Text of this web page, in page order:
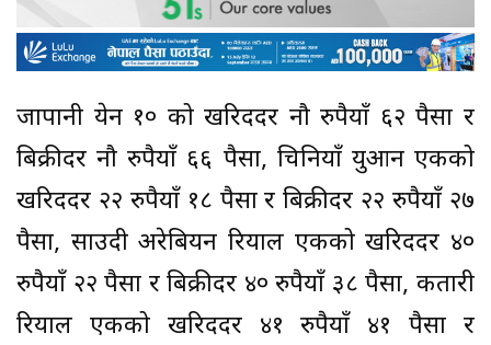
जापानी येन १० को खरिददर नौ रुपैयाँ ६२ पैसा र
बिक्रीदर नौ रुपैयाँ ६६ पैसा, चिनियाँ युआन एकको
खरिददर २२ रुपैयाँ १८ पैसा र बिक्रीदर २२ रुपैयाँ २७
पैसा, साउदी अरेबियन रियाल एकको खरिददर ४०
रुपैयाँ २२ पैसा र बिक्रीदर ४० रुपैयाँ ३८ पैसा, कतारी
रियाल एकको खरिददर ४१ रुपैयाँ ४१ पैसा र